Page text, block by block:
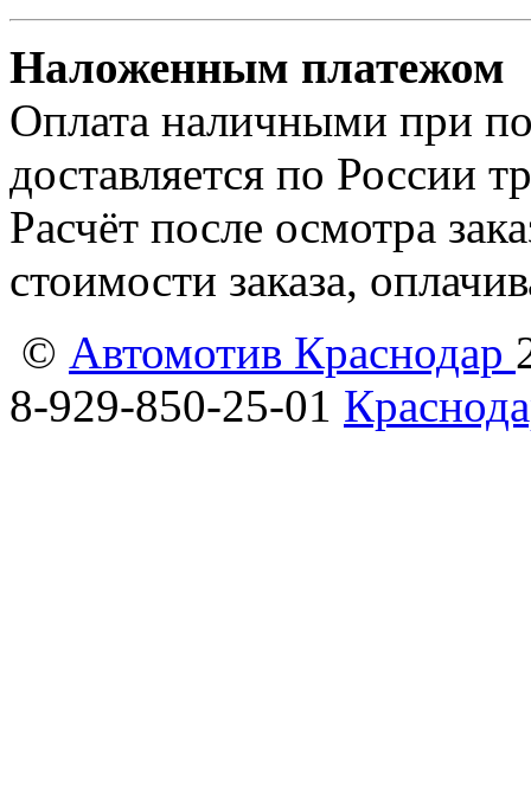
Наложенным платежом
Оплата наличными при
доставляется по России
Расчёт после осмотра
стоимости заказа,
© Автомотив Краснодар
8-929-850-25-01